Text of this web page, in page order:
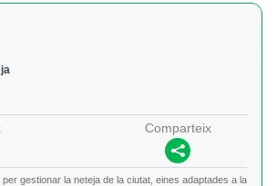
Comparteix
gestionar la neteja de la ciutat, eines adaptades a la